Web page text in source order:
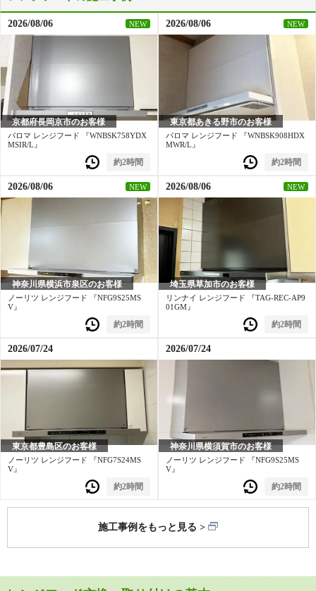
工事費込み
100,360円(税込)～
2026/08/06 NEW
京都府長岡京市のお客様
パロマ レンジフード 『WNBSK758YDX
MSIR/L』
約2時間
2026/08/06 NEW
東京都あきる野市のお客様
パロマ レンジフード 『WNBSK908HDX
MWR/L』
約2時間
2026/08/06 NEW
神奈川県横浜市泉区のお客様
ノーリツ レンジフード 『NFG9S25MS
V』
約2時間
2026/08/06 NEW
埼玉県草加市のお客様
リンナイ レンジフード 『TAG-REC-AP9
01GM』
約2時間
2026/07/24
東京都豊島区のお客様
ノーリツ レンジフード 『NFG7S24MS
V』
約2時間
2026/07/24
神奈川県横須賀市のお客様
ノーリツ レンジフード 『NFG9S25MS
V』
約2時間
施工事例をもっと見る